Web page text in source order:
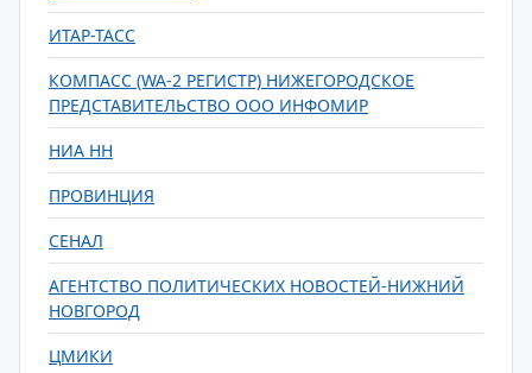
ИТАР-ТАСС
КОМПАСС (WA-2 РЕГИСТР) НИЖЕГОРОДСКОЕ
ПРЕДСТАВИТЕЛЬСТВО ООО ИНФОМИР
НИА НН
ПРОВИНЦИЯ
СЕНАЛ
АГЕНТСТВО ПОЛИТИЧЕСКИХ НОВОСТЕЙ-НИЖНИЙ
НОВГОРОД
ЦМИКИ